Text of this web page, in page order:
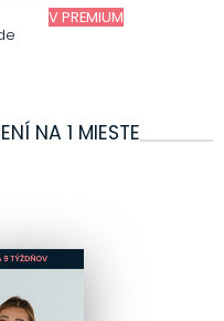
V PREMIUM
NA 1 MIESTE